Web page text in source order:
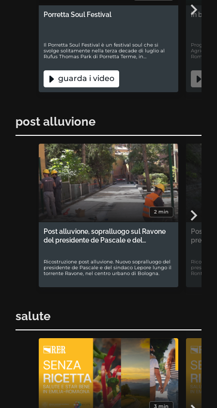
Porretta Soul Festival
Il Porretta Soul Festival è un festival soul che si
svolge solitamente nella terza decade di luglio al
Rufus Thomas Park di Porretta Terme, in…
guarda i video
In
Progetto
post alluvione
2 min
Post alluvione, sopralluogo sul Ravone
del presidente de Pascale e del…
Ricostruzione post alluvione. Nuovo sopralluogo del
presidente de Pascale e del sindaco Lepore lungo il
torrente Ravone, nel centro urbano di Bologna.
Post
Rontini a
salute
3 min